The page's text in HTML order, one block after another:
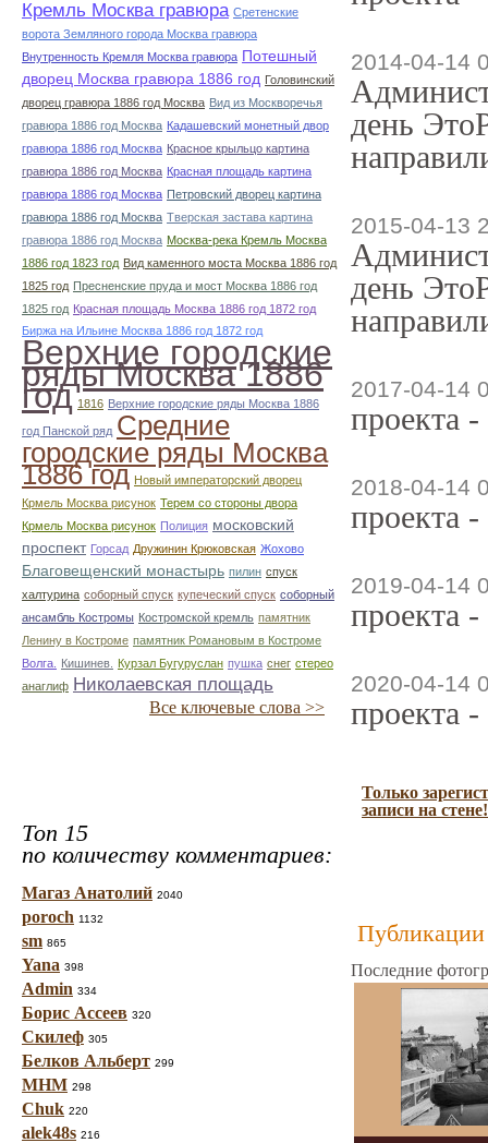
Кремль Москва гравюра Сретенские
ворота Земляного города Москва гравюра
Внутренность Кремля Москва гравюра Потешный
дворец Москва гравюра 1886 год Головинский
дворец гравюра 1886 год Москва Вид из Москворечья
гравюра 1886 год Москва Кадашевский монетный двор
гравюра 1886 год Москва Красное крыльцо картина
гравюра 1886 год Москва Красная площадь картина
гравюра 1886 год Москва Петровский дворец картина
гравюра 1886 год Москва Тверская застава картина
гравюра 1886 год Москва Москва-река Кремль Москва
1886 год 1823 год Вид каменного моста Москва 1886 год
1825 год Пресненские пруда и мост Москва 1886 год
1825 год Красная площадь Москва 1886 год 1872 год
Биржа на Ильине Москва 1886 год 1872 год
Верхние городские
ряды Москва 1886
год 1816 Верхние городские ряды Москва 1886
год Панской ряд Средние
городские ряды Москва
1886 год Новый императорский дворец
Крмель Москва рисунок Терем со стороны двора
Крмель Москва рисунок Полиция московский
проспект Горсад Дружинин Крюковская Жохово
Благовещенский монастырь пилин спуск
халтурина соборный спуск купеческий спуск соборный
ансамбль Костромы Костромской кремль памятник
Ленину в Костроме памятник Романовым в Костроме
Волга.
Кишинев. Курзал Бугуруслан пушка снег стерео
анаглиф Николаевская площадь
Все ключевые слова >>
Топ 15
по количеству комментариев:
Магаз Анатолий 2040
poroch 1132
sm 865
Yana 398
Admin 334
Борис Ассеев 320
Скилеф 305
Белков Альберт 299
МНМ 298
Chuk 220
alek48s 216
2014-04-14
день
2015-04-13
день
2017-04-14
проекта
2018-04-14
проекта
2019-04-14
проекта
2020-04-14
проекта
Только
записи на стене!
Публикации
Последние